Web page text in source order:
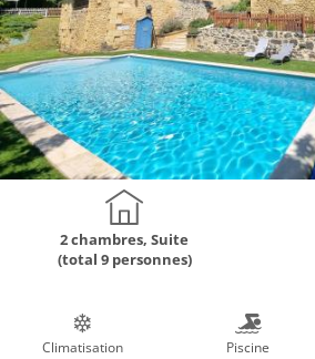
2 chambres, Suite
(total 9 personnes)
Climatisation Piscine